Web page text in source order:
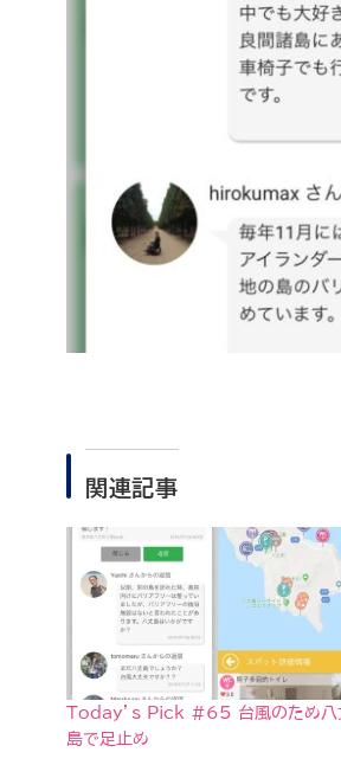
関連記事
Today’s Pick #65 台風のため八
島で足止め